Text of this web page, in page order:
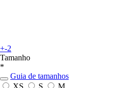
+-2
Tamanho
*
Guia de tamanhos